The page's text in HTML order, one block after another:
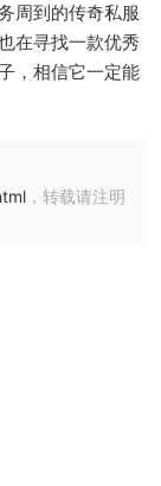
周到的传奇私服
在寻找一款优秀
，相信它一定能
，转载请注明